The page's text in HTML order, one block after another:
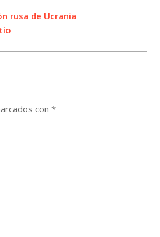
rusa de Ucrania
con *